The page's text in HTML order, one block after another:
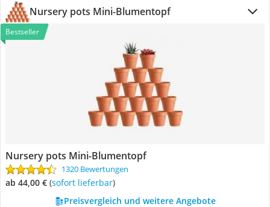
Nursery pots Mini-Blumentopf
Bestseller
Nursery pots Mini-Blumentopf
1320 Bewertungen
ab 44,00 € ( Sofort lieferbar)
Preisvergleich und weitere Angebote